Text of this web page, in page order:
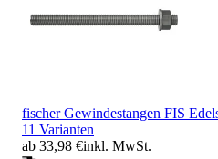
fischer Gewindestangen FIS
11 Varianten
ab 33,98 €inkl. MwSt.